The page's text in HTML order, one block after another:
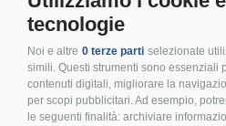
tecnologie
Noi e altre 0 terze parti selezionate
simili. Questi strumenti sono essenziali
contenuti digitali, migliorare la
per scopi pubblicitari. Ad esempio,
le seguenti finalità: archiviare
CONTATTI
+ 39 0541 794 444
info@inoxmare.it